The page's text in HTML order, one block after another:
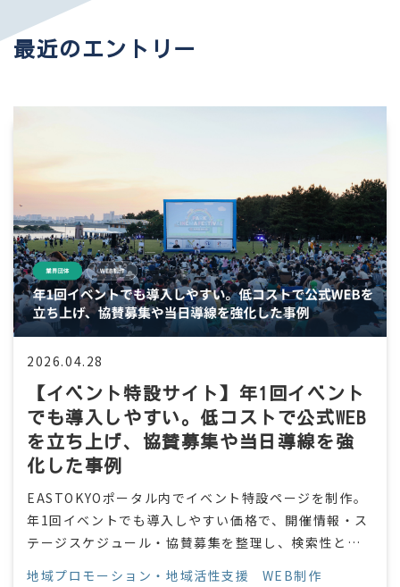
最近のエントリー
【イベント特設サイト】年1回イベント
でも導入しやすい。低コストで公式WEB
を立ち上げ、協賛募集や当日導線を強
化した事例
2026.04.28
EASTOKYOポータル内でイベント特設ページを制作。
年1回イベントでも導入しやすい価格で、開催情報・ス
テージスケジュール・協賛募集を整理し、検索性とシ
地域プロモーション・地域活性支援
WEB制作